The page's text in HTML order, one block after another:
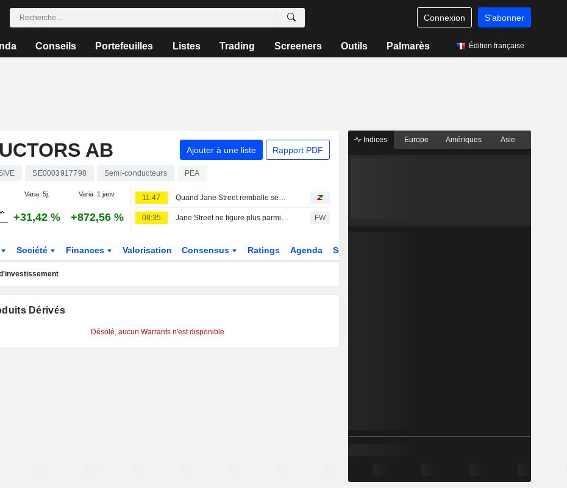
Connexion S'abonner
Conseils Portefeuilles Listes Trading Screeners Outils Palmarès Édition française
AB Ajouter à une liste Rapport PDF
SE0003917798 Semi-conducteurs PEA
Varia. 5j. Varia. 1 janv.
+31,42 % +872,56 %
11:47 Quand Jane Street remballe ses shorts sur Sivers Semiconductors
08:35 Jane Street ne figure plus parmi les vendeurs à découvert déclarés de Sivers Semiconductors FW
Société Finances Valorisation Consensus Ratings Agenda Secteur
Dérivés
Désolé, aucun Warrants n'est disponible
Indices Europe Amériques Asie